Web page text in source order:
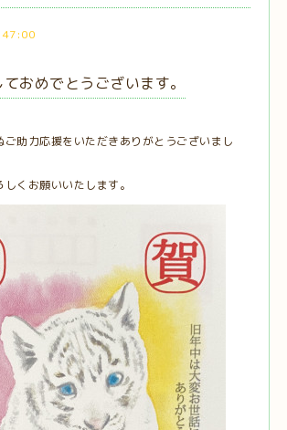
おめでとうございます。
ご助力応援をいただきありがとうございまし
くお願いいたします。